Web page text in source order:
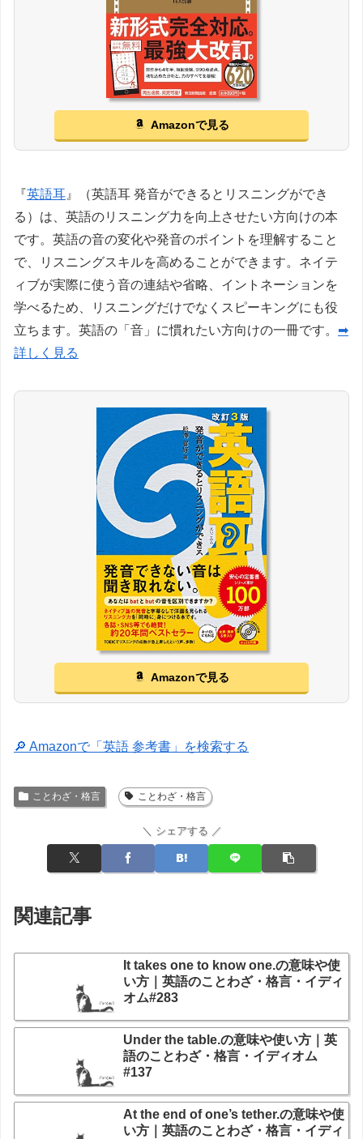
Amazonで見る
『英語耳 』（英語耳 発音ができるとリスニングができ
る）は、英語のリスニング力を向上させたい方向けの本
です。英語の音の変化や発音のポイントを理解すること
で、リスニングスキルを高めることができます。ネイテ
ィブが実際に使う音の連結や省略、イントネーションを
学べるため、リスニングだけでなくスピーキングにも役
立ちます。英語の「音」に慣れたい方向けの一冊です。 ➡
詳しく見る
Amazonで見る
🔎 Amazonで「英語 参考書」を検索する
ことわざ・格言 ことわざ・格言
＼ シェアする ／
関連記事
It takes one to know one.の意味や使
い方｜英語のことわざ・格言・イディ
オム#283
Under the table.の意味や使い方｜英
語のことわざ・格言・イディオム
#137
At the end of one’s tether.の意味や使
い方｜英語のことわざ・格言・イディ